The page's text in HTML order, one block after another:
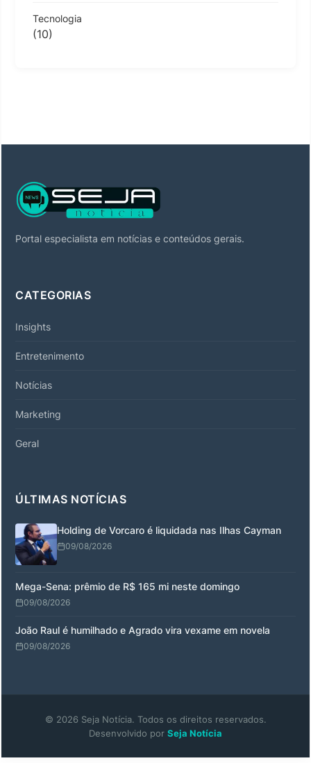
Tecnologia
(10)
Portal especialista em notícias e conteúdos gerais.
CATEGORIAS
Insights
Entretenimento
Notícias
Marketing
Geral
ÚLTIMAS NOTÍCIAS
Holding de Vorcaro é liquidada nas Ilhas Cayman
09/08/2026
Mega-Sena: prêmio de R$ 165 mi neste domingo
09/08/2026
João Raul é humilhado e Agrado vira vexame em novela
09/08/2026
© 2026 Seja Notícia. Todos os direitos reservados.
Desenvolvido por Seja Notícia